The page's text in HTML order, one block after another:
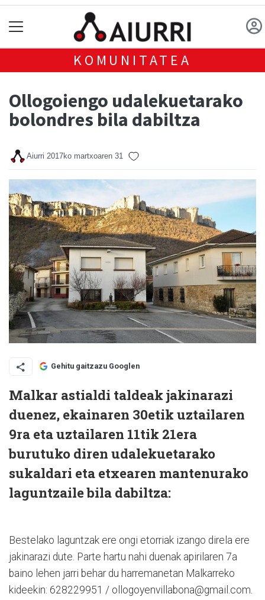
KOMUNITATEA
Ollogoiengo udalekuetarako
bolondres bila dabiltza
Aiurri 2017ko martxoaren 31
Gehitu gaitzazu Googlen
Malkar astialdi taldeak jakinarazi
duenez, ekainaren 30etik uztailaren
9ra eta uztailaren 11tik 21era
burutuko diren udalekuetarako
sukaldari eta etxearen mantenurako
laguntzaile bila dabiltza:
Bestelako laguntzak ere ongi etorriak izango direla ere
jakinarazi dute. Parte hartu nahi duenak apirilaren 7a
baino lehen jarri behar du harremanetan Malkarreko
kideekin: 628229951 / ollogoyenvillabona@gmail.com.